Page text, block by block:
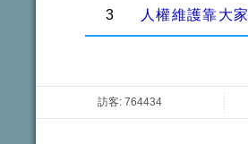
3 人權維護靠大家
訪客: 764434